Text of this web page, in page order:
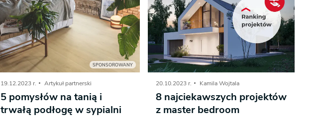
SPONSOROWANY
19.12.2023 r. Artykuł partnerski
5 pomysłów na tanią i
trwałą podłogę w sypialni
20.10.2023 r. Kamila Wojtala
8 najciekawszych projektów
z master bedroom